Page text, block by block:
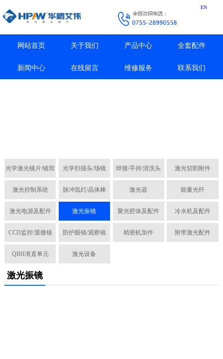
EN
网站首页 关于我们 产品中心 全套配件
新闻中心 在线留言 维修服务 联系我们
光学激光镜片/镜筒 光学扫描头/场镜 焊接/手持/清洗头 激光切割附件
激光控制系统 脉冲氙灯/晶体棒 激光器 能量光纤
激光电源及配件 激光振镜 聚光腔体及配件 冷水机及配件
CCD监控/显微镜 防护眼镜/观察镜 精密机加件 附带激光配件
QBH准直单元 激光设备
激光振镜